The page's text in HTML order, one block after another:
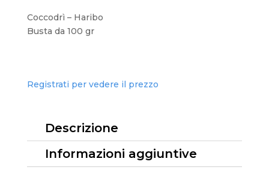
Coccodrì – Haribo
Busta da 100 gr
Registrati per vedere il prezzo
Descrizione
Informazioni aggiuntive